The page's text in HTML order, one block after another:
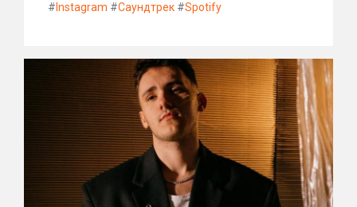
# Instagram #Саундтрек #Spotify